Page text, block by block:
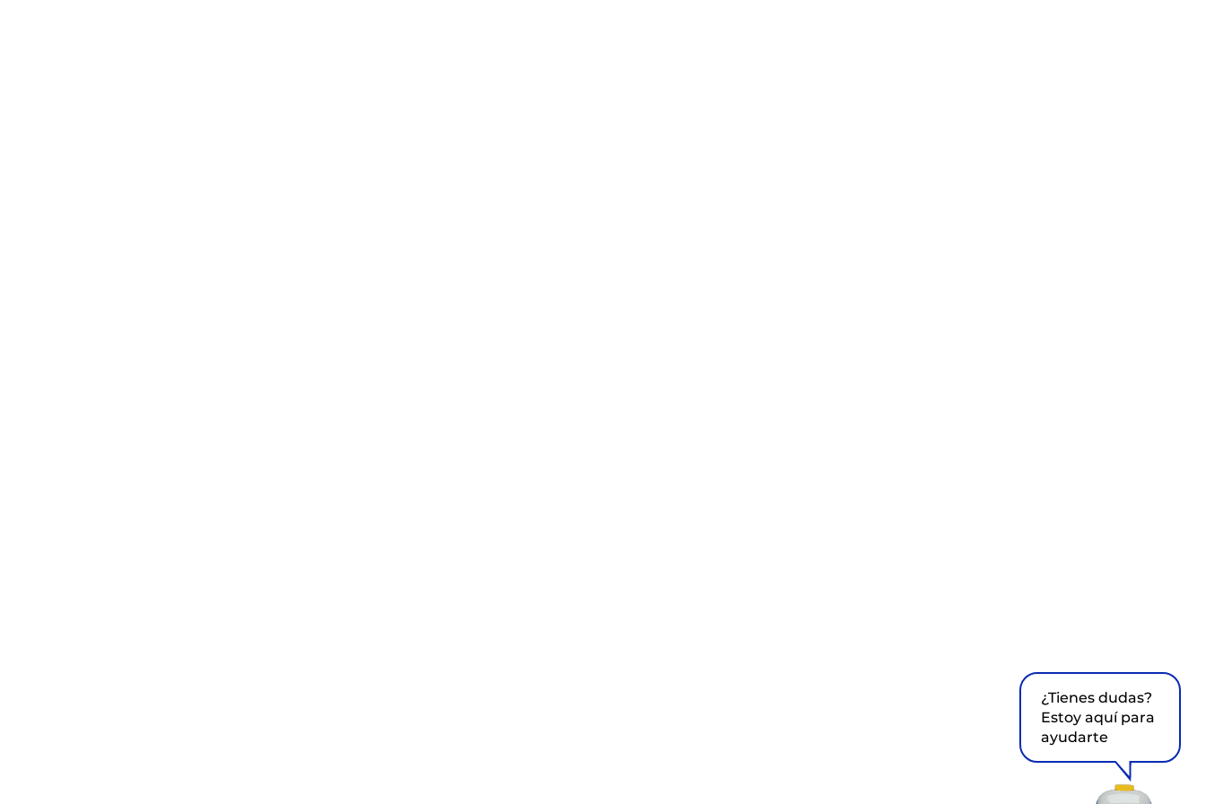
¿Tienes dudas?
Estoy aquí para
ayudarte